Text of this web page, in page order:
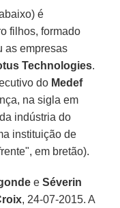
é
filhos, formado
as empresas
Technologies.
do Medef
na sigla em
indústria do
instituição de
em bretão).
eSéverin
, 24-07-2015. A